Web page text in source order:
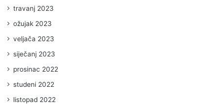
travanj 2023
ožujak 2023
veljača 2023
siječanj 2023
prosinac 2022
studeni 2022
listopad 2022